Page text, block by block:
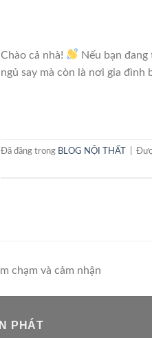
Chào cả nhà!
Nếu bạn
ngủ say mà còn là nơi gia đình
Đã đăng trong BLOG NỘI THẤT
PHÁT